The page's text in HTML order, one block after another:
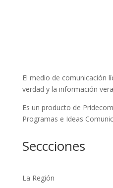
El medio de comunicación
verdad y la información
Es un producto de Pridecom
Programas e Ideas
Seccciones
La Región